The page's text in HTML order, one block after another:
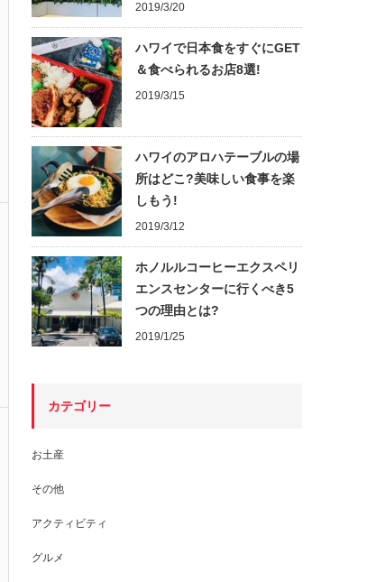
2019/3/20
ハワイで日本食をすぐにGET
＆食べられるお店8選!
2019/3/15
ハワイのアロハテーブルの場
所はどこ?美味しい食事を楽
しもう!
2019/3/12
ホノルルコーヒーエクスペリ
エンスセンターに行くべき5
つの理由とは?
2019/1/25
カテゴリー
お土産
その他
アクティビティ
グルメ